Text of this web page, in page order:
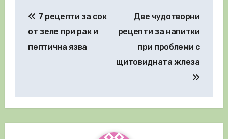
7 рецепти за сок
от зеле при рак и
пептична язва
Две чудотворни
рецепти за напитки
при проблеми с
щитовидната жлеза